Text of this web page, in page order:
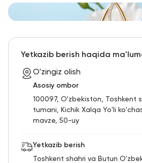
Yetkazib berish haqida
O'zingiz olish
Asosiy ombor
100097, O'zbekiston, Toshkent
tumani, Kichik Xalqa Yo'li
mavze, 50-uy
Yetkazib berish
Toshkent shahri va Butun